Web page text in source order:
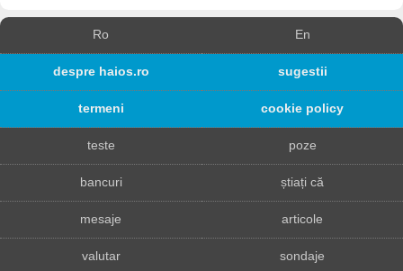
Ro En
despre haios.ro sugestii
termeni cookie policy
teste poze
bancuri știați că
mesaje articole
valutar sondaje